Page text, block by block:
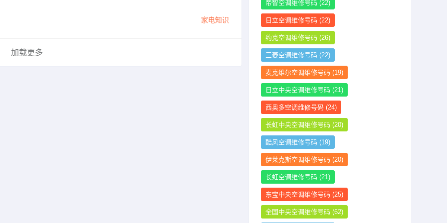
家电知识
加载更多
帝智空调维修号码 (22)
日立空调维修号码 (22)
约克空调维修号码 (26)
三菱空调维修号码 (22)
麦克维尔空调维修号码 (19)
日立中央空调维修号码 (21)
西奥多空调维修号码 (24)
长虹中央空调维修号码 (20)
酷风空调维修号码 (19)
伊莱克斯空调维修号码 (20)
长虹空调维修号码 (21)
东宝中央空调维修号码 (25)
全国中央空调维修号码 (62)